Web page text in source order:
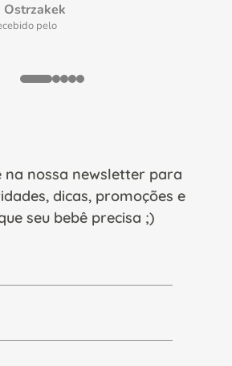
Ostrzakek
pelo
na nossa newsletter para
dicas, promoções e
seu bebê precisa ;)